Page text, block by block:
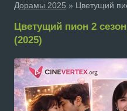
Дорамы 2025 » Цветущий
Цветущий пион 2
(2025)